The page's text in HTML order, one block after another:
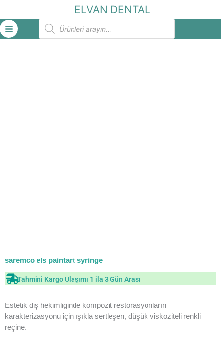
ELVAN DENTAL
Products
search
saremco els paintart syringe
Tahmini Kargo Ulaşımı 1 ila 3 Gün Arası
Estetik diş hekimliğinde kompozit restorasyonların
karakterizasyonu için ışıkla sertleşen, düşük viskoziteli renkli
reçine.